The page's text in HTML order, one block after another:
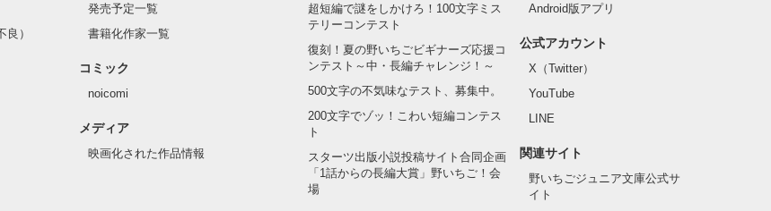
載せてますので、ぜひご覧ください。
）
発売予定一覧
書籍化作家一覧
コミック
noicomi
メディア
映画化された作品情報
超短編で謎をしかけろ！100文字ミス
テリーコンテスト
復刻！夏の野いちごビギナーズ応援コ
ンテスト～中・長編チャレンジ！～
500文字の不気味なテスト、募集中。
200文字でゾッ！こわい短編コンテス
ト
スターツ出版小説投稿サイト合同企画
「1話からの長編大賞」野いちご！会
場
Android版アプリ
公式アカウント
X（Twitter）
YouTube
LINE
関連サイト
野いちごジュニア文庫公式サ
イト